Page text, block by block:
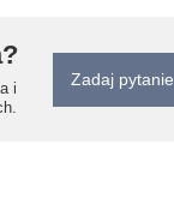
i
Zadaj pytanie